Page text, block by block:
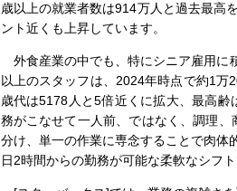
歳以上の就業者数は914万人と過去最高
ント近くも上昇しています。
外食産業の中でも、特にシニア雇用に
以上のスタッフは、2024年時点で約1
歳代は5178人と5倍近くに拡大、最高
務がこなせて一人前、ではなく、調理
分け、単一の作業に専念することで肉体
日2時間からの勤務が可能な柔軟なシフト